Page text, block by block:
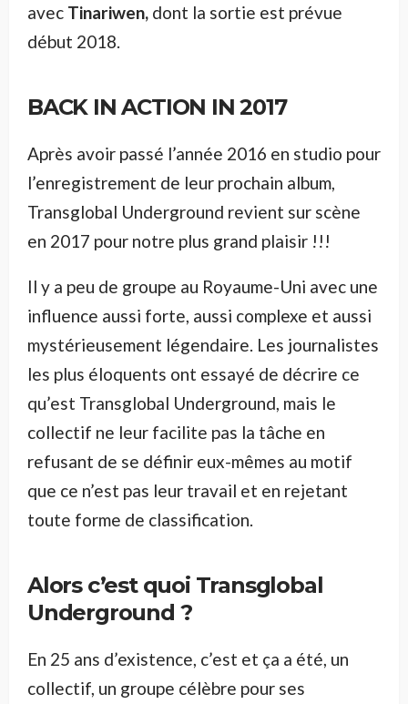
avec Tinariwen, dont la sortie est prévue
début 2018.
BACK IN ACTION IN 2017
Après avoir passé l’année 2016 en studio pour
l’enregistrement de leur prochain album,
Transglobal Underground revient sur scène
en 2017 pour notre plus grand plaisir !!!
Il y a peu de groupe au Royaume-Uni avec une
influence aussi forte, aussi complexe et aussi
mystérieusement légendaire. Les journalistes
les plus éloquents ont essayé de décrire ce
qu’est Transglobal Underground, mais le
collectif ne leur facilite pas la tâche en
refusant de se définir eux-mêmes au motif
que ce n’est pas leur travail et en rejetant
toute forme de classification.
Alors c’est quoi Transglobal
Underground ?
En 25 ans d’existence, c’est et ça a été, un
collectif, un groupe célèbre pour ses